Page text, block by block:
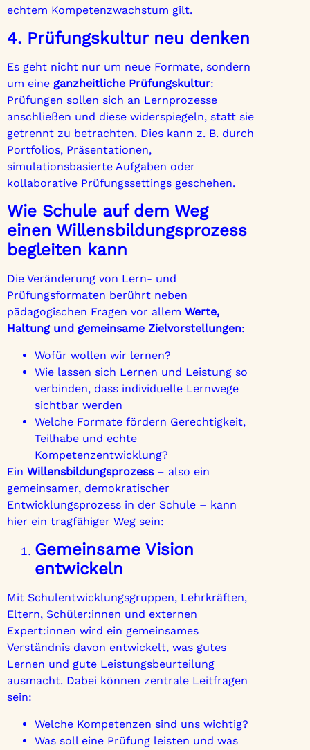
echtem Kompetenzwachstum gilt.
4. Prüfungskultur neu denken
Es geht nicht nur um neue Formate, sondern
um eine ganzheitliche Prüfungskultur:
Prüfungen sollen sich an Lernprozesse
anschließen und diese widerspiegeln, statt sie
getrennt zu betrachten. Dies kann z. B. durch
Portfolios, Präsentationen,
simulationsbasierte Aufgaben oder
kollaborative Prüfungssettings geschehen.
Wie Schule auf dem Weg
einen Willensbildungsprozess
begleiten kann
Die Veränderung von Lern- und
Prüfungsformaten berührt neben
pädagogischen Fragen vor allem Werte,
Haltung und gemeinsame Zielvorstellungen:
Wofür wollen wir lernen?
Wie lassen sich Lernen und Leistung so
verbinden, dass individuelle Lernwege
sichtbar werden
Welche Formate fördern Gerechtigkeit,
Teilhabe und echte
Kompetenzentwicklung?
Ein Willensbildungsprozess– also ein
gemeinsamer, demokratischer
Entwicklungsprozess in der Schule – kann
hier ein tragfähiger Weg sein:
Gemeinsame Vision
entwickeln
Mit Schulentwicklungsgruppen, Lehrkräften,
Eltern, Schüler:innen und externen
Expert:innen wird ein gemeinsames
Verständnis davon entwickelt, was gutes
Lernen und gute Leistungsbeurteilung
ausmacht. Dabei können zentrale Leitfragen
sein:
Welche Kompetenzen sind uns wichtig?
Was soll eine Prüfung leisten und was